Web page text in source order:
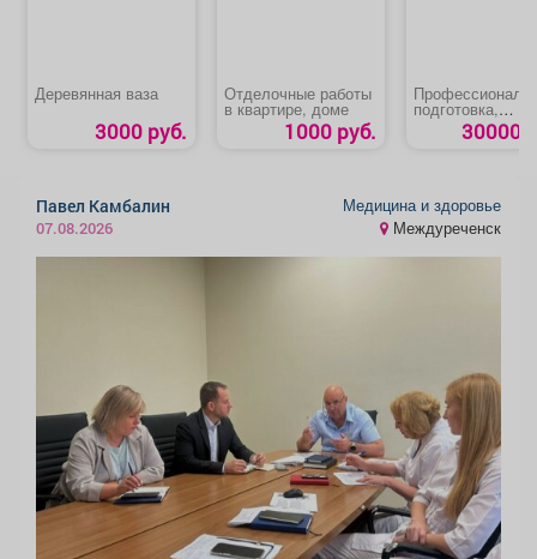
Деревянная ваза
3000 руб.
Отделочные работы
в квартире, доме
1000 руб.
подготовка,
переподготовка,
повышение
30000
Павел Камбалин
07.08.2026
Медицина и здоровье
Междуреченск